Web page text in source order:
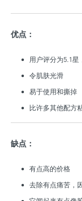
优点：
用户评分为5.1星
令肌肤光滑
易于使用和撕掉
比许多其他配方
缺点：
有点高的价格
去除有点痛苦，